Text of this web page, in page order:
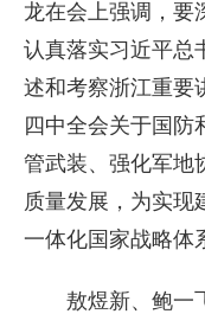
龙在会上强调，要
认真落实习近平总
述和考察浙江重要
四中全会关于国防
管武装、强化军地
质量发展，为实现
一体化国家战略体
敖煜新、鲍一